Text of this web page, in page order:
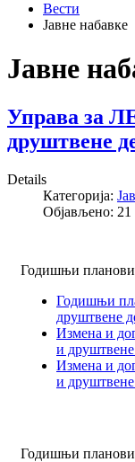
Вести
Јавне набавке
Јавне
Управа за
друштвене
Details
Категорија:
Објављено:
Годишњи планови
Годишњи
друштвене
Измена и
и друштвене
Измена и
и друштвене
Годишњи планови